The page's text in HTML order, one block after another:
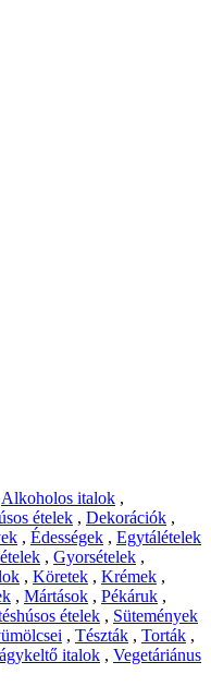
Alkoholos italok ,
ételek , Dekorációk ,
, Édességek , Egytálételek
, Gyorsételek ,
, Köretek , Krémek ,
, Mártások , Pékáruk ,
ételek , Sütemények
, Tészták , Torták ,
italok , Vegetáriánus